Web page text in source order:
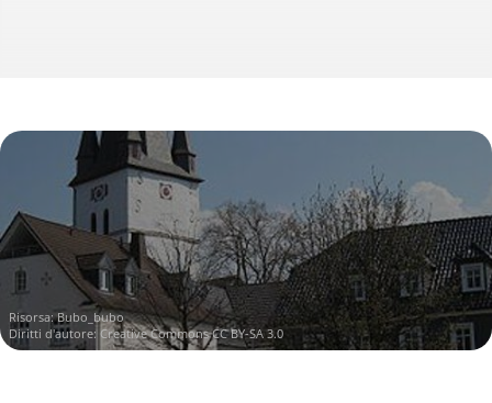
Risorsa:Bubo_bubo
Diritti d'autore: Creative Commons CC BY-SA 3.0